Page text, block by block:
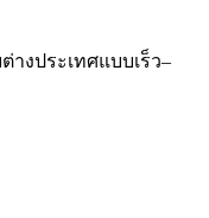
างประเทศแบบเร็ว–